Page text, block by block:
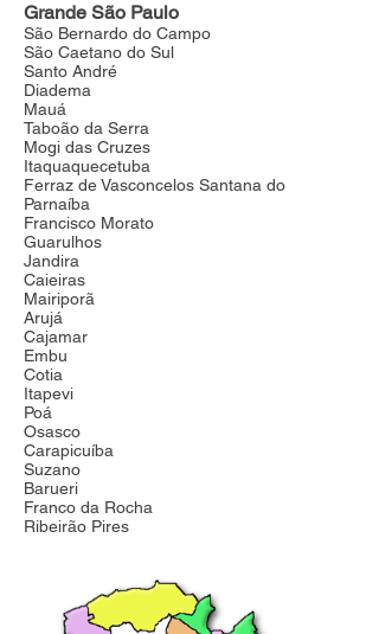
Grande São Paulo
São Bernardo do Campo
São Caetano do Sul
Santo André
Diadema
Mauá
Taboão da Serra
Mogi das Cruzes
Itaquaquecetuba
Ferraz de Vasconcelos Santana do
Parnaíba
Francisco Morato
Guarulhos
Jandira
Caieiras
Mairiporã
Arujá
Cajamar
Embu
Cotia
Itapevi
Poá
Osasco
Carapicuíba
Suzano
Barueri
Franco da Rocha
Ribeirão Pires